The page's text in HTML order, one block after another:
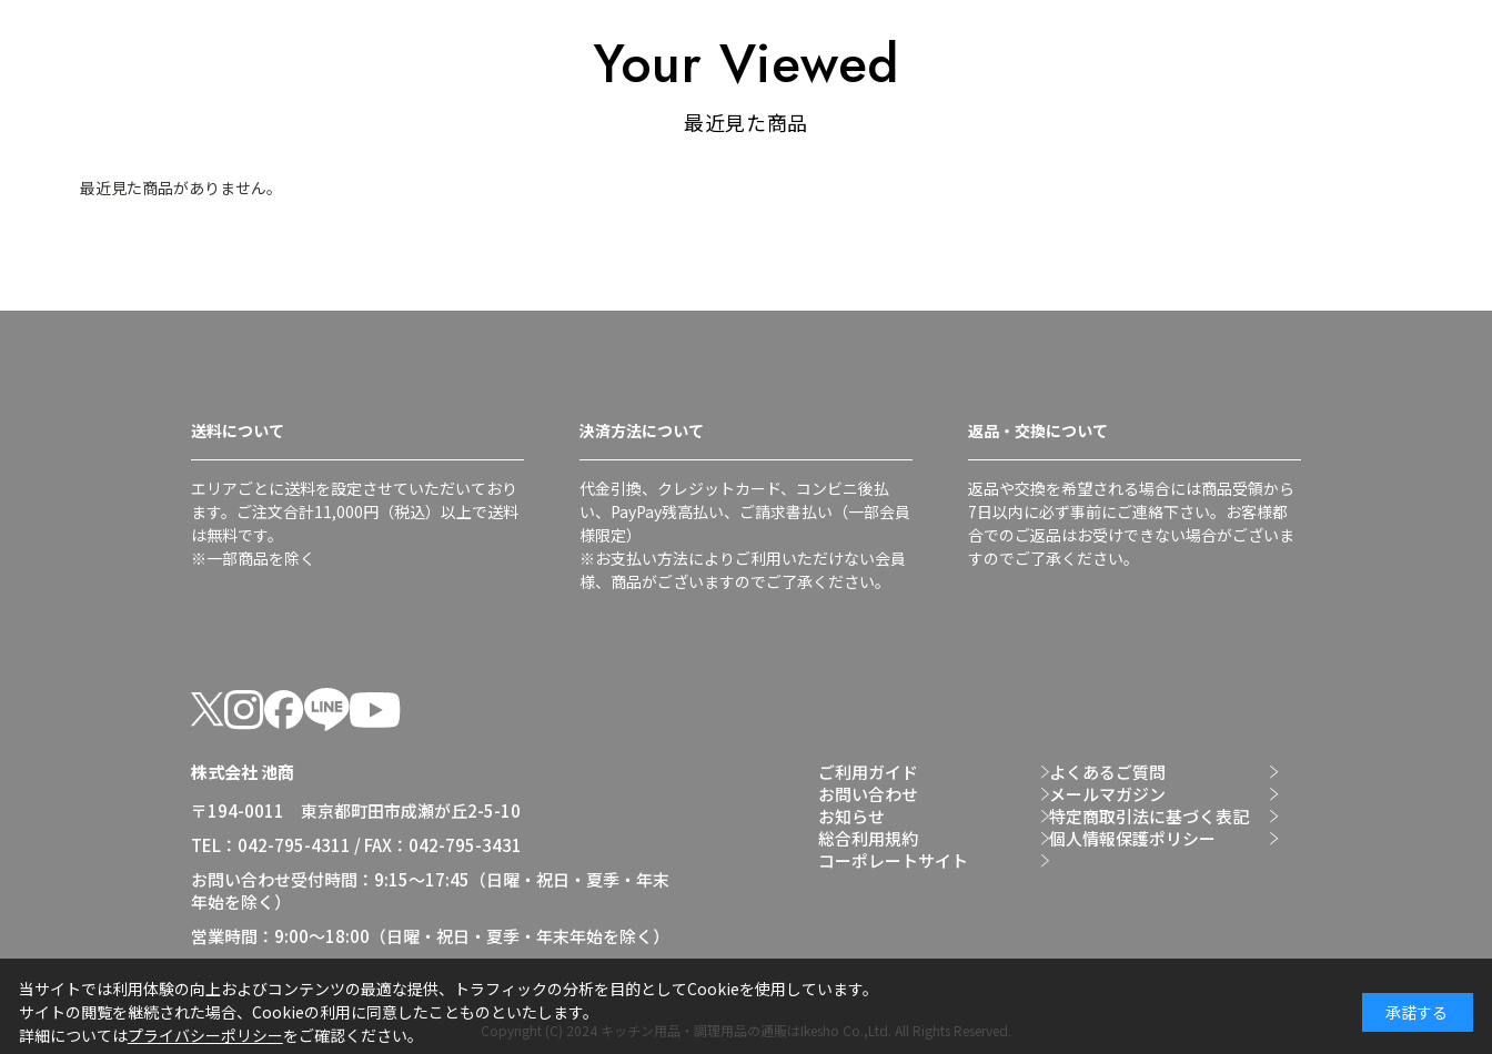
Your Viewed
最近見た商品
最近見た商品がありません。
送料について
エリアごとに送料を設定させていただいており
ます。ご注文合計11,000円（税込）以上で送料
は無料です。
※一部商品を除く
決済方法について
代金引換、クレジットカード、コンビニ後払
い、PayPay残高払い、ご請求書払い（一部会員
様限定）
※お支払い方法によりご利用いただけない会員
様、商品がございますのでご了承ください。
返品・交換について
返品や交換を希望される場合には商品受領から
7日以内に必ず事前にご連絡下さい。お客様都
合でのご返品はお受けできない場合がございま
すのでご了承ください。
株式会社 池商
〒194-0011 東京都町田市成瀬が丘2-5-10
TEL：042-795-4311 / FAX：042-795-3431
お問い合わせ受付時間：9:15～17:45（日曜・祝日・夏季・年末
年始を除く）
営業時間：9:00～18:00（日曜・祝日・夏季・年末年始を除く）
ご利用ガイド
よくあるご質問
お問い合わせ
メールマガジン
お知らせ
特定商取引法に基づく表記
総合利用規約
個人情報保護ポリシー
コーポレートサイト
Copyright (C) 2024 キッチン用品・調理用品の通販はIkesho Co.,Ltd. All Rights Reserved.
当サイトでは利用体験の向上およびコンテンツの最適な提供、トラフィックの分析を目的としてCookieを使用しています。
サイトの閲覧を継続された場合、Cookieの利用に同意したことものといたします。
詳細についてはプライバシーポリシーをご確認ください。
承諾する